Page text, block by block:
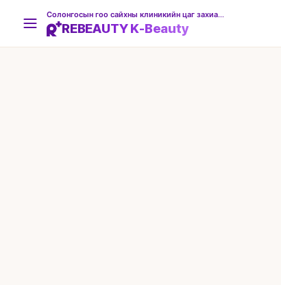
REBEAUTY K-Beauty